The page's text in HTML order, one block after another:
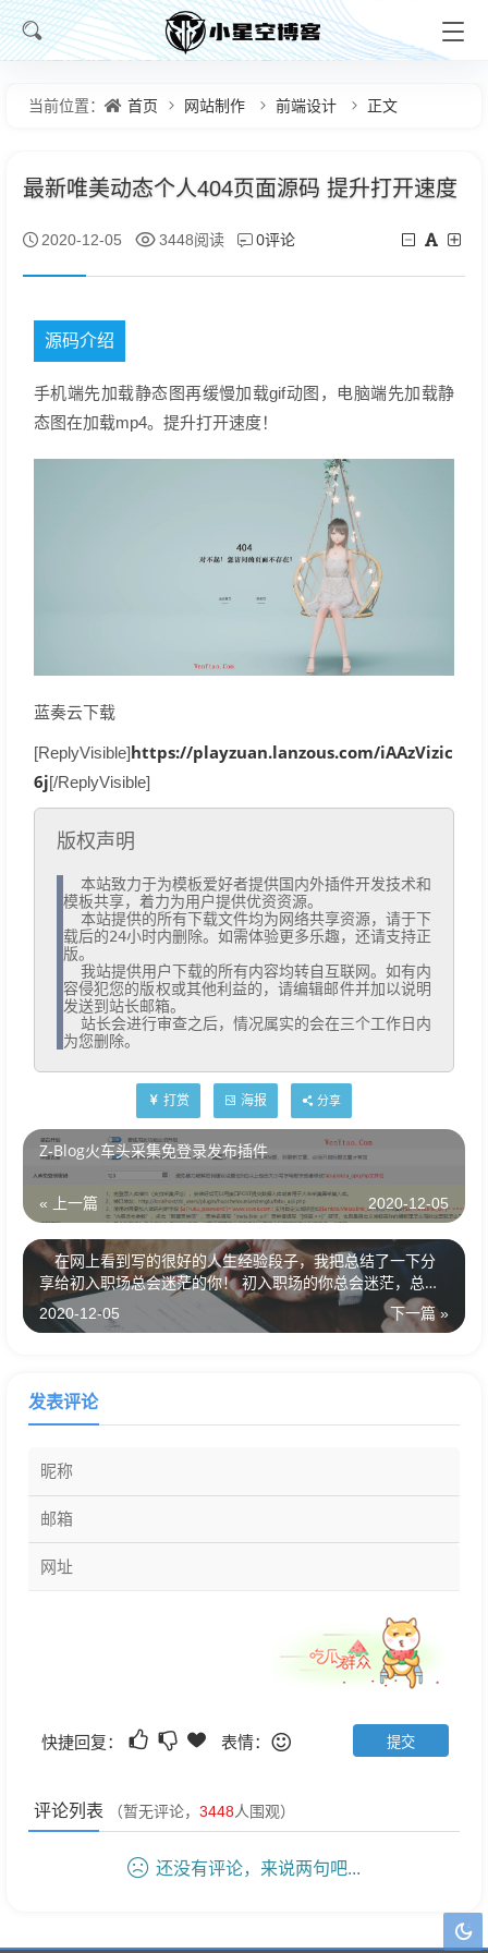
当前位置： 首页 网站制作 前端设计 正文
最新唯美动态个人404页面源码 提升打开速度
2020-12-05 3448阅读 0评论
源码介绍
手机端先加载静态图再缓慢加载gif动图，电脑端先加载静
态图在加载mp4。提升打开速度！
蓝奏云下载
[ReplyVisible]https://playzuan.lanzous.com/iAAzVizic
6j[/ReplyVisible]
版权声明
模板共享，着力为用户提供优资资源。
载后的24小时内删除。如需体验更多乐趣，还请支持正
版。
容侵犯您的版权或其他利益的，请编辑邮件并加以说明
发送到站长邮箱。
为您删除。
打赏 海报 分享
Z-Blog火车头采集免登录发布插件
« 上一篇 2020-12-05
在网上看到写的很好的人生经验段子，我把总结了一下分
享给初入职场总会迷茫的你！ 初入职场的你总会迷茫，总结
二十四条人生经验
下一篇 »
2020-12-05
发表评论
快捷回复： 表情：
评论列表 （暂无评论， 3448人围观）
还没有评论，来说两句吧...